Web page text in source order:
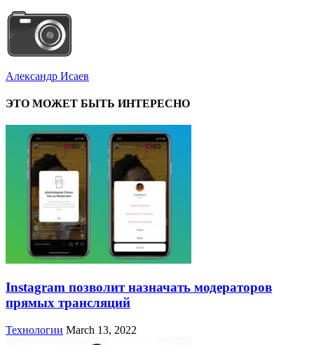
Александр Исаев
ЭТО МОЖЕТ БЫТЬ ИНТЕРЕСНО
Instagram позволит назначать модераторов
прямых трансляций
Технологии March 13, 2022